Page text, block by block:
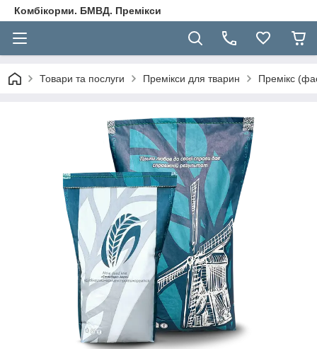
Комбікорми. БМВД. Премікси
Товари та послуги Премікси для тварин Премікс